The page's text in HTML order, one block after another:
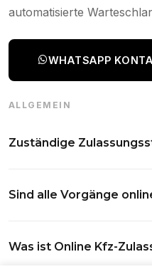
automatisierte
WHATSAPP
ALLGEMEIN
Zuständige
Antrag wird automatisch an
Sind alle Vorgänge
Abmeldungen für Fahrzeuge
Was ist Online Kfz-